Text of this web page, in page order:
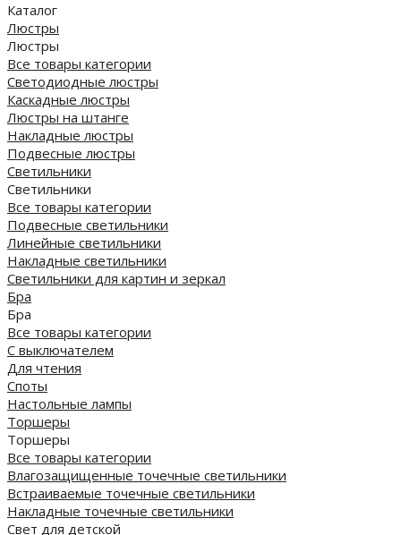
Каталог
Люстры
Люстры
Все товары категории
Светодиодные люстры
Каскадные люстры
Люстры на штанге
Накладные люстры
Подвесные люстры
Светильники
Светильники
Все товары категории
Подвесные светильники
Линейные светильники
Накладные светильники
Светильники для картин и зеркал
Бра
Бра
Все товары категории
С выключателем
Для чтения
Споты
Настольные лампы
Торшеры
Торшеры
Все товары категории
Влагозащищенные точечные светильники
Встраиваемые точечные светильники
Накладные точечные светильники
Свет для детской